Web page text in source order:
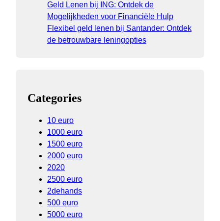
Geld Lenen bij ING: Ontdek de
Mogelijkheden voor Financiële Hulp
Flexibel geld lenen bij Santander: Ontdek
de betrouwbare leningopties
Categories
10 euro
1000 euro
1500 euro
2000 euro
2020
2500 euro
2dehands
500 euro
5000 euro